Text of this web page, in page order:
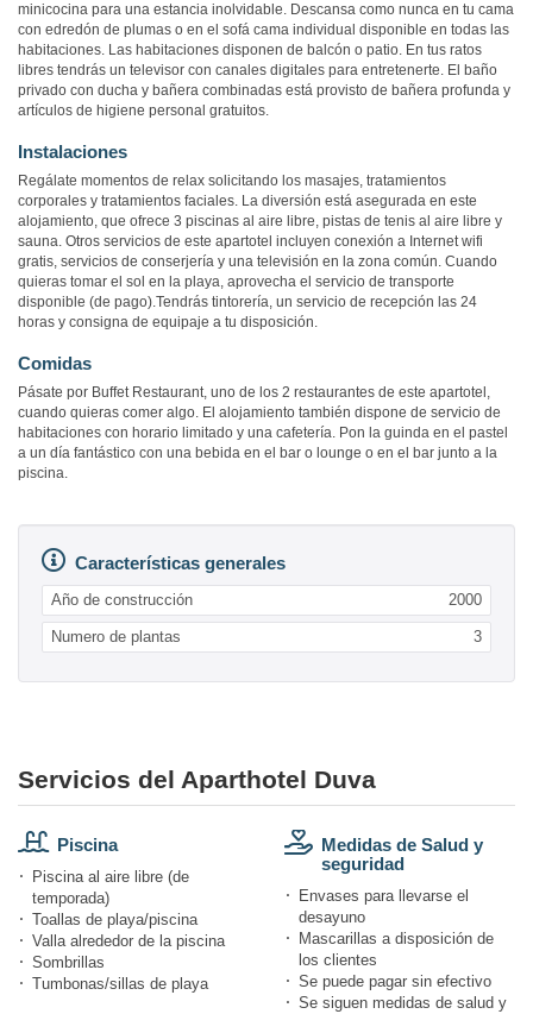
minicocina para una estancia inolvidable. Descansa como nunca en tu cama
con edredón de plumas o en el sofá cama individual disponible en todas las
habitaciones. Las habitaciones disponen de balcón o patio. En tus ratos
libres tendrás un televisor con canales digitales para entretenerte. El baño
privado con ducha y bañera combinadas está provisto de bañera profunda y
artículos de higiene personal gratuitos.
Instalaciones
Regálate momentos de relax solicitando los masajes, tratamientos
corporales y tratamientos faciales. La diversión está asegurada en este
alojamiento, que ofrece 3 piscinas al aire libre, pistas de tenis al aire libre y
sauna. Otros servicios de este apartotel incluyen conexión a Internet wifi
gratis, servicios de conserjería y una televisión en la zona común. Cuando
quieras tomar el sol en la playa, aprovecha el servicio de transporte
disponible (de pago).Tendrás tintorería, un servicio de recepción las 24
horas y consigna de equipaje a tu disposición.
Comidas
Pásate por Buffet Restaurant, uno de los 2 restaurantes de este apartotel,
cuando quieras comer algo. El alojamiento también dispone de servicio de
habitaciones con horario limitado y una cafetería. Pon la guinda en el pastel
a un día fantástico con una bebida en el bar o lounge o en el bar junto a la
piscina.
Características generales
Año de construcción 2000
Numero de plantas 3
Servicios del Aparthotel Duva
Piscina
Piscina al aire libre (de
temporada)
Toallas de playa/piscina
Valla alrededor de la piscina
Sombrillas
Tumbonas/sillas de playa
Medidas de Salud y
seguridad
Envases para llevarse el
desayuno
Mascarillas a disposición de
los clientes
Se puede pagar sin efectivo
Se siguen medidas de salud y